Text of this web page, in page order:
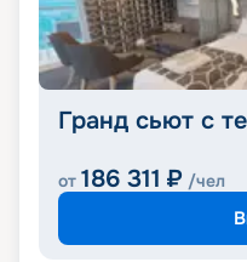
Гранд сьют с
от 186 311 ₽ /чел